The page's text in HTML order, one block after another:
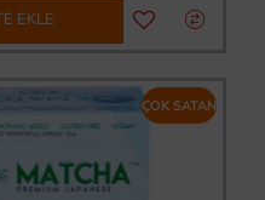
EKLE
ÇOK SATAN